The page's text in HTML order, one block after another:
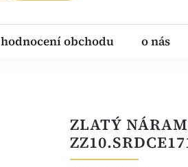
hodnocení obchodu o nás
ZLATÝ